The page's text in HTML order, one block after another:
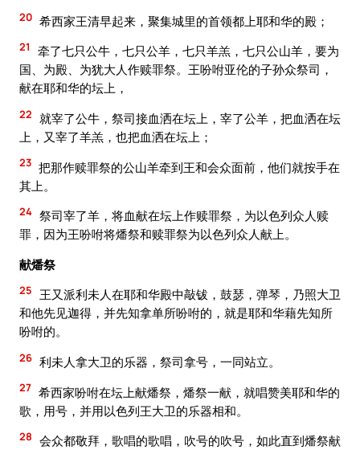
20 希西家王清早起来，聚集城里的首领都上耶和华的殿；
21
牵了七只公牛，七只公羊，七只羊羔，七只公山羊，要为
国、为殿、为犹大人作赎罪祭。王吩咐亚伦的子孙众祭司，
献在耶和华的坛上，
22 就宰了公牛，祭司接血洒在坛上，宰了公羊，把血洒在坛
上，又宰了羊羔，也把血洒在坛上；
23 把那作赎罪祭的公山羊牵到王和会众面前，他们就按手在
其上。
24 祭司宰了羊，将血献在坛上作赎罪祭，为以色列众人赎
罪，因为王吩咐将燔祭和赎罪祭为以色列众人献上。
献燔祭
25 王又派利未人在耶和华殿中敲钹，鼓瑟，弹琴，乃照大卫
和他先见迦得，并先知拿单所吩咐的，就是耶和华藉先知所
吩咐的。
26 利未人拿大卫的乐器，祭司拿号，一同站立。
27 希西家吩咐在坛上献燔祭，燔祭一献，就唱赞美耶和华的
歌，用号，并用以色列王大卫的乐器相和。
28 会众都敬拜，歌唱的歌唱，吹号的吹号，如此直到燔祭献